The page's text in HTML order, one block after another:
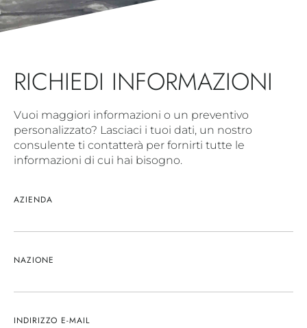
RICHIEDI INFORMAZIONI
Vuoi maggiori informazioni o un preventivo
personalizzato? Lasciaci i tuoi dati, un nostro
consulente ti contatterà per fornirti tutte le
informazioni di cui hai bisogno.
AZIENDA
NAZIONE
INDIRIZZO E-MAIL